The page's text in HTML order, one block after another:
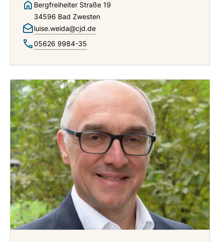
Bergfreiheiter Straße 19
34596 Bad Zwesten
luise.weida@cjd.de
05626 9984-35